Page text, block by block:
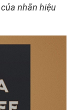
nhãn hiệu